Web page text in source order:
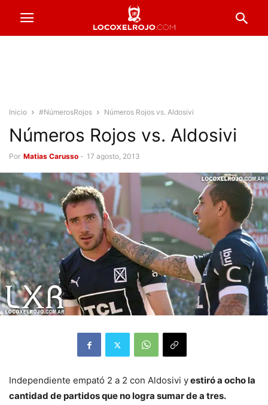
Inicio #NúmerosRojos Números Rojos vs. Aldosivi
Números Rojos vs. Aldosivi
Por Matias Carusso - 17 agosto, 2013
Independiente empató 2 a 2 con Aldosivi yestiró a ocho la
cantidad de partidos que no logra sumar de a tres.